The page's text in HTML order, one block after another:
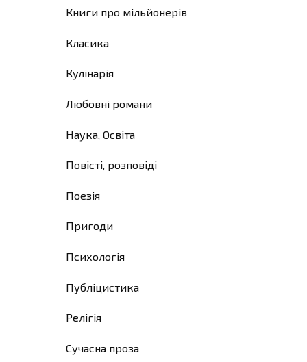
Книги про мільйонерів
Класика
Кулінарія
Любовні романи
Наука, Освіта
Повісті, розповіді
Поезія
Пригоди
Психологія
Публіцистика
Релігія
Сучасна проза